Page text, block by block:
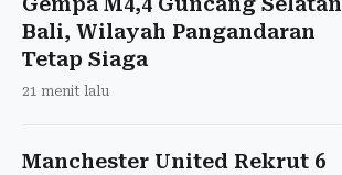
Bali, Wilayah Pangandaran
Tetap Siaga
21 menit lalu
Manchester United Rekrut 6